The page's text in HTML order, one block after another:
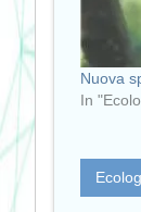
Nuova
In